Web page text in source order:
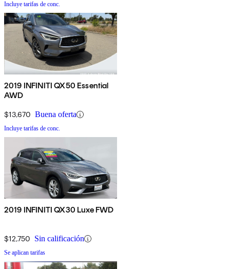
Incluye tarifas de conc.
2019 INFINITI QX50 Essential
AWD
$13,670 Buena oferta
Incluye tarifas de conc.
2019 INFINITI QX30 Luxe FWD
$12,750 Sin calificación
Se aplican tarifas